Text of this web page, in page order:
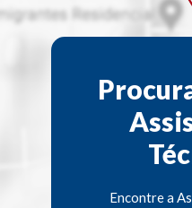
Encontre a